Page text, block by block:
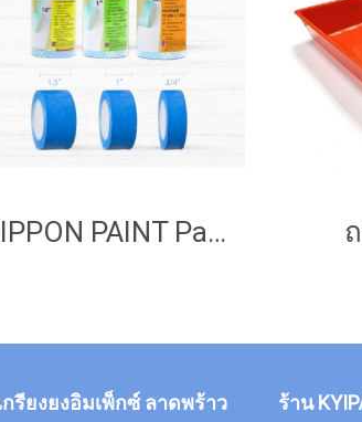
NIPPON PAINT Painter Tape 007 เทปกาว (สีฟ้า) ยาว 15 เมตร
กรียงยงอิมเพ็กซ์ ลาดพร้าว ร้าน